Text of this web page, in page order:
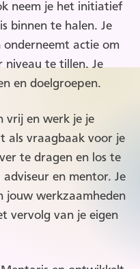
neem je het initiatief
binnen te halen. Je
actie om
niveau te tillen. Je
en doelgroepen.
vrij en werk je je
als vraagbaak voor je
te dragen en los te
en mentor. Je
jouw werkzaamheden
vervolg van je eigen